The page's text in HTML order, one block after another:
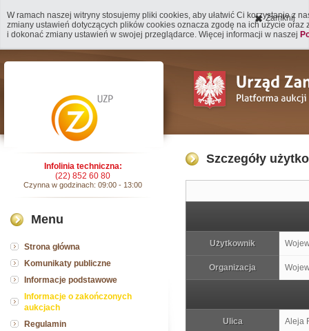
W ramach naszej witryny stosujemy pliki cookies, aby ułatwić Ci korzystanie z
zmiany ustawień dotyczących plików cookies oznacza zgodę na ich użycie
i dokonać zmiany ustawień w swojej przeglądarce. Więcej informacji w naszej
Zamknij
Szczegóły
Użytkownik
Organizacja
Ulica Aleja
Infolinia techniczna:
(22) 852 60 80
Czynna w godzinach: 09:00 - 13:00
Menu
Strona główna
Komunikaty publiczne
Informacje podstawowe
Informacje o zakończonych
aukcjach
Regulamin